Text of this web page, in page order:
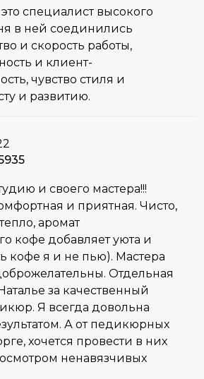
специалист высокого
в ней соединились
и скорость работы,
и клиент-
чувство стиля и
и развитию.
и своего мастера!!!
и приятная. Чисто,
аромат
кофе добавляет уюта и
кофе я и не пью). Мастера
Отдельная
за качественный
Я всегда довольна
А от педикюрных
хочется провести в них
ненавязчивых